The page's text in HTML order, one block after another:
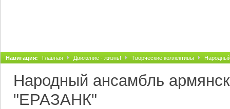
Навигация: Главная Движение - жизнь! Творческие коллективы
Народный ансамбль
"ЕРАЗАНК"